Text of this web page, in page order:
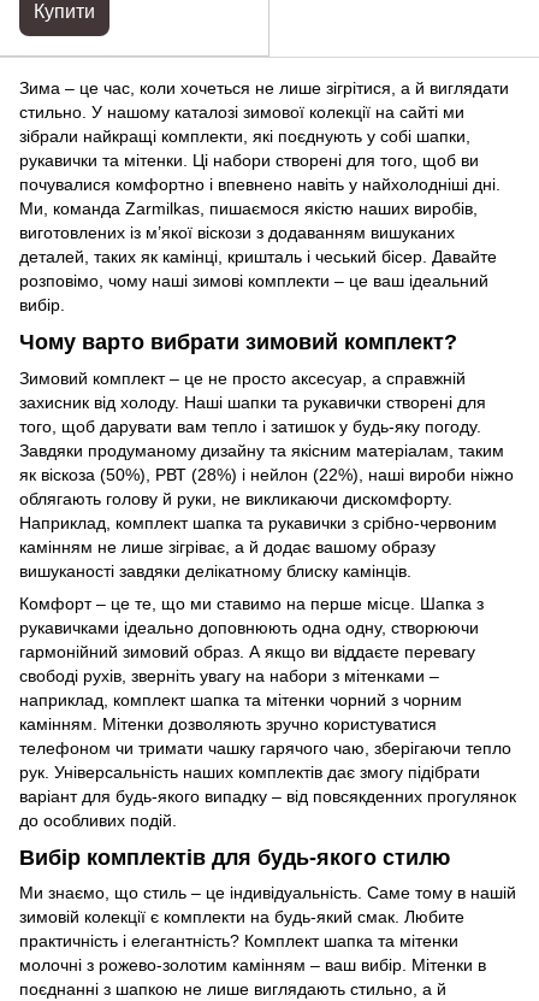
Купити
Зима – це час, коли хочеться не лише зігрітися, а й виглядати
стильно. У нашому каталозі зимової колекції на сайті ми
зібрали найкращі комплекти, які поєднують у собі шапки,
рукавички та мітенки. Ці набори створені для того, щоб ви
почувалися комфортно і впевнено навіть у найхолодніші дні.
Ми, команда Zarmilkas, пишаємося якістю наших виробів,
виготовлених із м’якої віскози з додаванням вишуканих
деталей, таких як камінці, кришталь і чеський бісер. Давайте
розповімо, чому наші зимові комплекти – це ваш ідеальний
вибір.
Чому варто вибрати зимовий комплект?
Зимовий комплект – це не просто аксесуар, а справжній
захисник від холоду. Наші шапки та рукавички створені для
того, щоб дарувати вам тепло і затишок у будь-яку погоду.
Завдяки продуманому дизайну та якісним матеріалам, таким
як віскоза (50%), РВТ (28%) і нейлон (22%), наші вироби ніжно
облягають голову й руки, не викликаючи дискомфорту.
Наприклад, комплект шапка та рукавички з срібно-червоним
камінням не лише зігріває, а й додає вашому образу
вишуканості завдяки делікатному блиску камінців.
Комфорт – це те, що ми ставимо на перше місце. Шапка з
рукавичками ідеально доповнюють одна одну, створюючи
гармонійний зимовий образ. А якщо ви віддаєте перевагу
свободі рухів, зверніть увагу на набори з мітенками –
наприклад, комплект шапка та мітенки чорний з чорним
камінням. Мітенки дозволяють зручно користуватися
телефоном чи тримати чашку гарячого чаю, зберігаючи тепло
рук. Універсальність наших комплектів дає змогу підібрати
варіант для будь-якого випадку – від повсякденних прогулянок
до особливих подій.
Вибір комплектів для будь-якого стилю
Ми знаємо, що стиль – це індивідуальність. Саме тому в нашій
зимовій колекції є комплекти на будь-який смак. Любите
практичність і елегантність? Комплект шапка та мітенки
молочні з рожево-золотим камінням – ваш вибір. Мітенки в
поєднанні з шапкою не лише виглядають стильно, а й